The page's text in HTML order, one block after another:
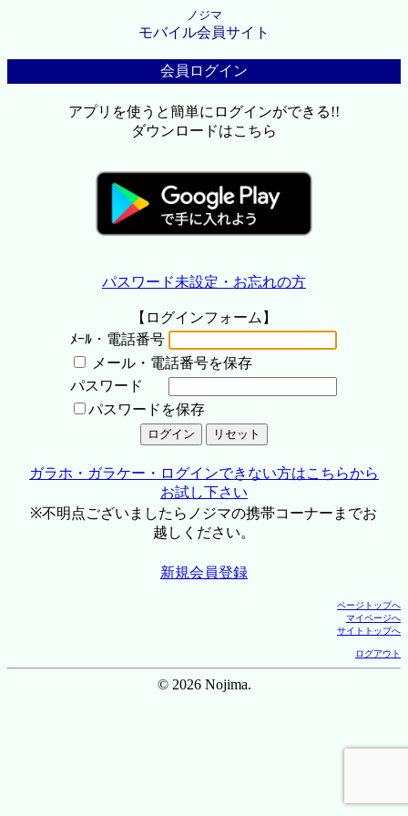
ノジマ
モバイル会員サイト
会員ログイン
アプリを使うと簡単にログインができる!!
ダウンロードはこちら
パスワード未設定・お忘れの方
【ログインフォーム】
ﾒｰﾙ・電話番号
メール・電話番号を保存
パスワード
パスワードを保存
ガラホ・ガラケー・ログインできない方はこちらから
お試し下さい
※不明点ございましたらノジマの携帯コーナーまでお
越しください。
新規会員登録
ページトップへ
マイページへ
サイトトップへ
ログアウト
© 2026 Nojima.